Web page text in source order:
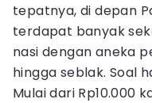
tepatnya, di depan
terdapat banyak
nasi dengan aneka
hingga seblak. Soal
Mulai dari Rp10.000